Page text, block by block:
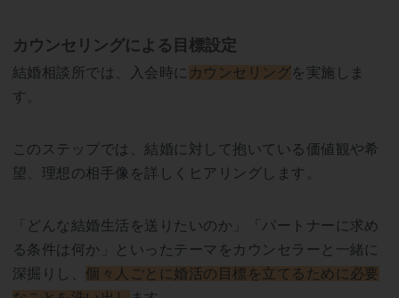
カウンセリングによる目標設定
結婚相談所では、入会時に カウンセリングを実施しま
す。
このステップでは、結婚に対して抱いている価値観や希
望、理想の相手像を詳しくヒアリングします。
「どんな結婚生活を送りたいのか」「パートナーに求め
る条件は何か」といったテーマをカウンセラーと一緒に
深掘りし、個々人ごとに婚活の目標を立てるために必要